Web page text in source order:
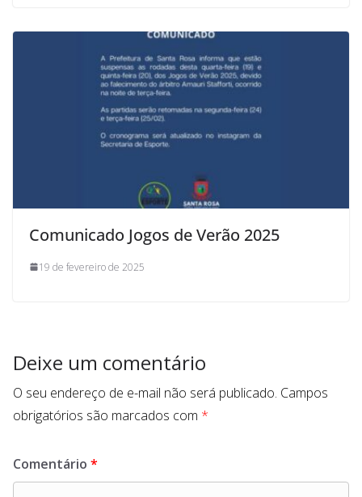
Comunicado Jogos de Verão 2025
19 de fevereiro de 2025
Deixe um comentário
O seu endereço de e-mail não será publicado. Campos
obrigatórios são marcados com *
Comentário *